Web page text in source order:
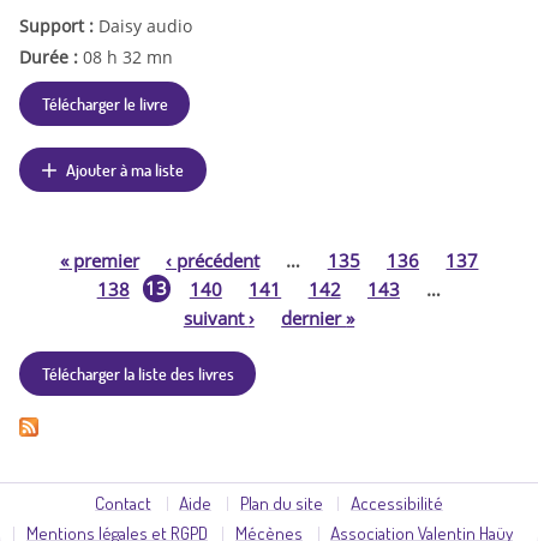
Support : Daisy audio
Durée : 08 h 32 mn
Télécharger le livre
Ajouter à ma liste
g
e
s
«premier ‹précédent … 135 136
137
138
13
140 141 142 143
…
suivant› dernier»
Télécharger la liste des livres
Contact Aide Plan du site
Accessibilité
Mentions légales et RGPD
Mécènes Association Valentin Haüy